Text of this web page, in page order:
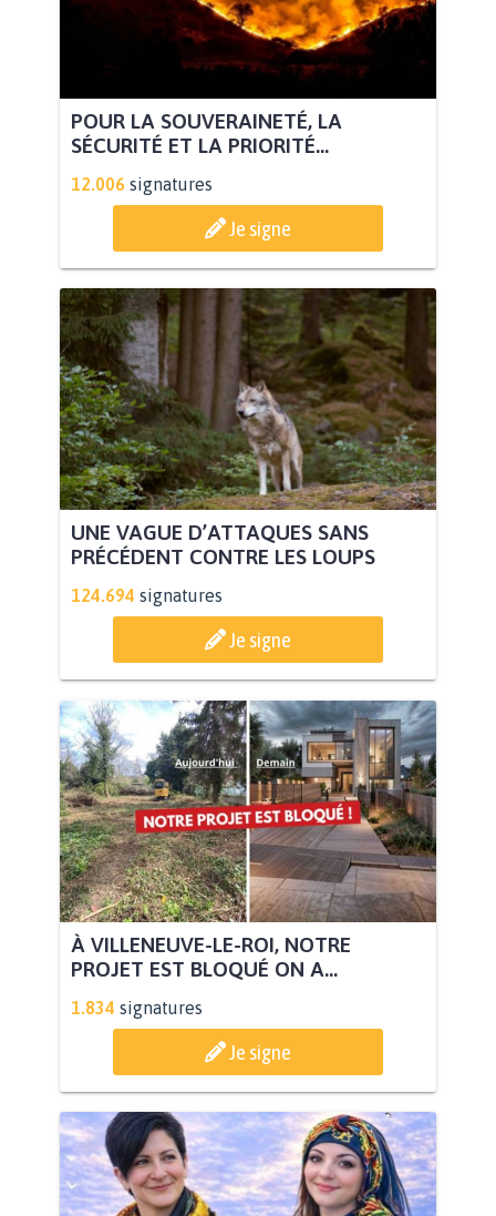
POUR LA SOUVERAINETÉ, LA
SÉCURITÉ ET LA PRIORITÉ...
12.006 signatures
Je signe
UNE VAGUE D’ATTAQUES SANS
PRÉCÉDENT CONTRE LES LOUPS
124.694 signatures
Je signe
À VILLENEUVE-LE-ROI, NOTRE
PROJET EST BLOQUÉ ON A...
1.834 signatures
Je signe